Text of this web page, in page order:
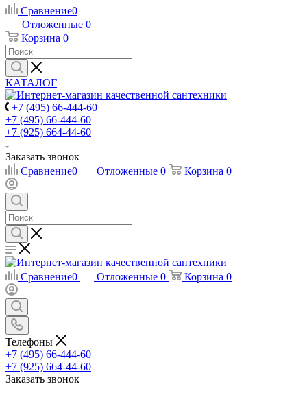
Сравнение0
Отложенные 0
Корзина 0
КАТАЛОГ
+7 (495) 66-444-60
+7 (495) 66-444-60
+7 (925) 664-44-60
Заказать звонок
Сравнение0 Отложенные 0 Корзина 0
Сравнение0 Отложенные 0 Корзина 0
Телефоны
+7 (495) 66-444-60
+7 (925) 664-44-60
Заказать звонок